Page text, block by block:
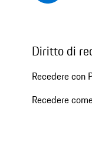
Diritto di
Recedere con
Recedere